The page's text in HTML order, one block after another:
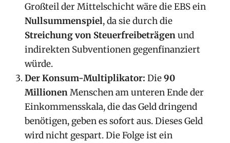
Großteil der Mittelschicht wäre die EBS ein
Nullsummenspiel, da sie durch die
Streichung von Steuerfreibeträgenund
indirekten Subventionen gegenfinanziert
würde.
Der Konsum-Multiplikator: Die90
MillionenMenschen am unteren Ende der
Einkommensskala, die das Geld dringend
benötigen, geben es sofort aus. Dieses Geld
wird nicht gespart. Die Folge ist ein